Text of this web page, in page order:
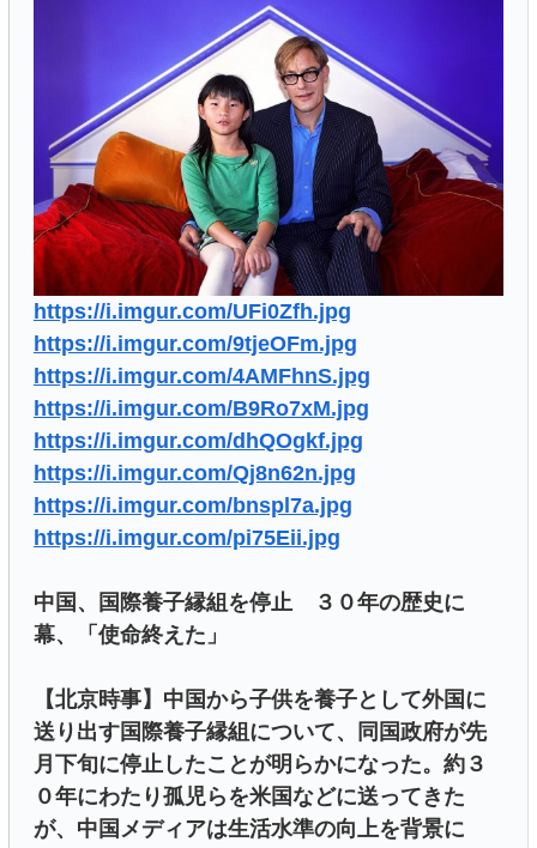
https://i.imgur.com/UFi0Zfh.jpg
https://i.imgur.com/9tjeOFm.jpg
https://i.imgur.com/4AMFhnS.jpg
https://i.imgur.com/B9Ro7xM.jpg
https://i.imgur.com/dhQOgkf.jpg
https://i.imgur.com/Qj8n62n.jpg
https://i.imgur.com/bnspl7a.jpg
https://i.imgur.com/pi75Eii.jpg
中国、国際養子縁組を停止 ３０年の歴史に
幕、「使命終えた」
【北京時事】中国から子供を養子として外国に
送り出す国際養子縁組について、同国政府が先
月下旬に停止したことが明らかになった。約３
０年にわたり孤児らを米国などに送ってきた
が、中国メディアは生活水準の向上を背景に